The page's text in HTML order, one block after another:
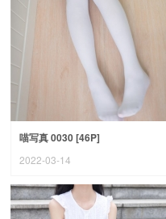
喵写真 0030 [46P]
2022-03-14